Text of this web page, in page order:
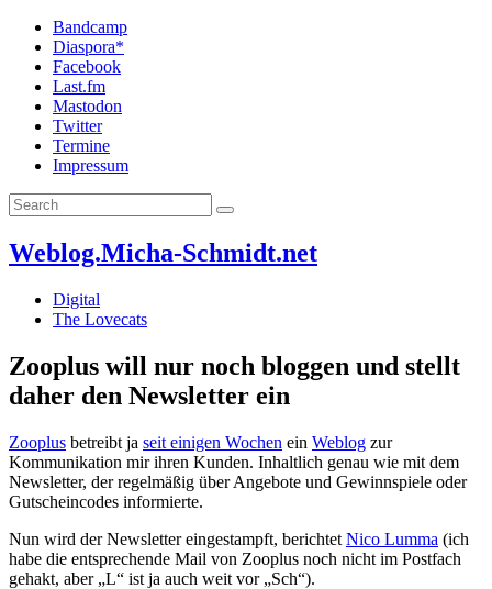
Bandcamp
Diaspora*
Facebook
Last.fm
Mastodon
Twitter
Termine
Impressum
Weblog.Micha-Schmidt.net
Digital
The Lovecats
Zooplus will nur noch bloggen und stellt
daher den Newsletter ein
Zooplus betreibt ja seit einigen Wochen ein Weblog zur
Kommunikation mir ihren Kunden. Inhaltlich genau wie mit dem
Newsletter, der regelmäßig über Angebote und Gewinnspiele oder
Gutscheincodes informierte.
Nun wird der Newsletter eingestampft, berichtet Nico Lumma (ich
habe die entsprechende Mail von Zooplus noch nicht im Postfach
gehakt, aber „L“ ist ja auch weit vor „Sch“).